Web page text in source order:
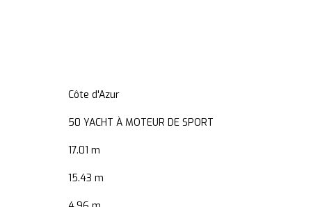
Côte d'Azur
50 YACHT À MOTEUR DE SPORT
17.01 m
15.43 m